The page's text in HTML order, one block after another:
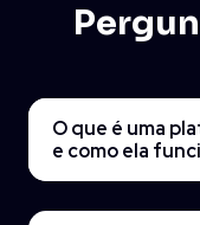
O que é uma
e como ela